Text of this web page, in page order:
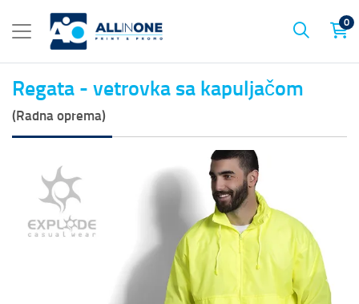
0
Regata - vetrovka sa kapuljačom
(Radna oprema)